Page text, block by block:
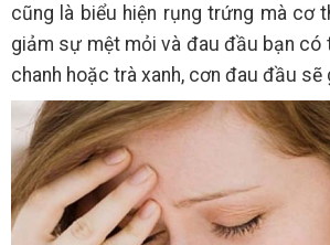
cũng là biểu hiện rụng trứng mà cơ
giảm sự mệt mỏi và đau đầu bạn có
chanh hoặc trà xanh, cơn đau đầu sẽ